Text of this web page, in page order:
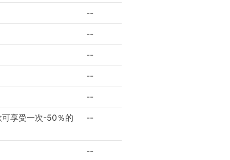
--
--
--
--
--
享受一次-50％的
--
--